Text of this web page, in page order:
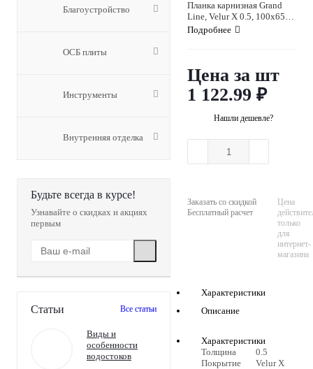
Благоустройство
ОСБ плиты
Инструменты
Внутренняя отделка
Будьте всегда в курсе!
Узнавайте о скидках и акциях
первым
Статьи Все статьи
Виды и
особенности
водостоков
Планка карнизная Grand
Line, Velur X 0.5, 100х65
мм, цвета по каталогу RAL
Подробнее
Цена за шт
1 122.99 ₽
Нашли дешевле?
Заказать со скидкой
Бесплатный расчет
Цена
только
для
интернет-
магазина
Характеристики
Описание
Характеристики
Толщина
0.5
Покрытие
Velur X